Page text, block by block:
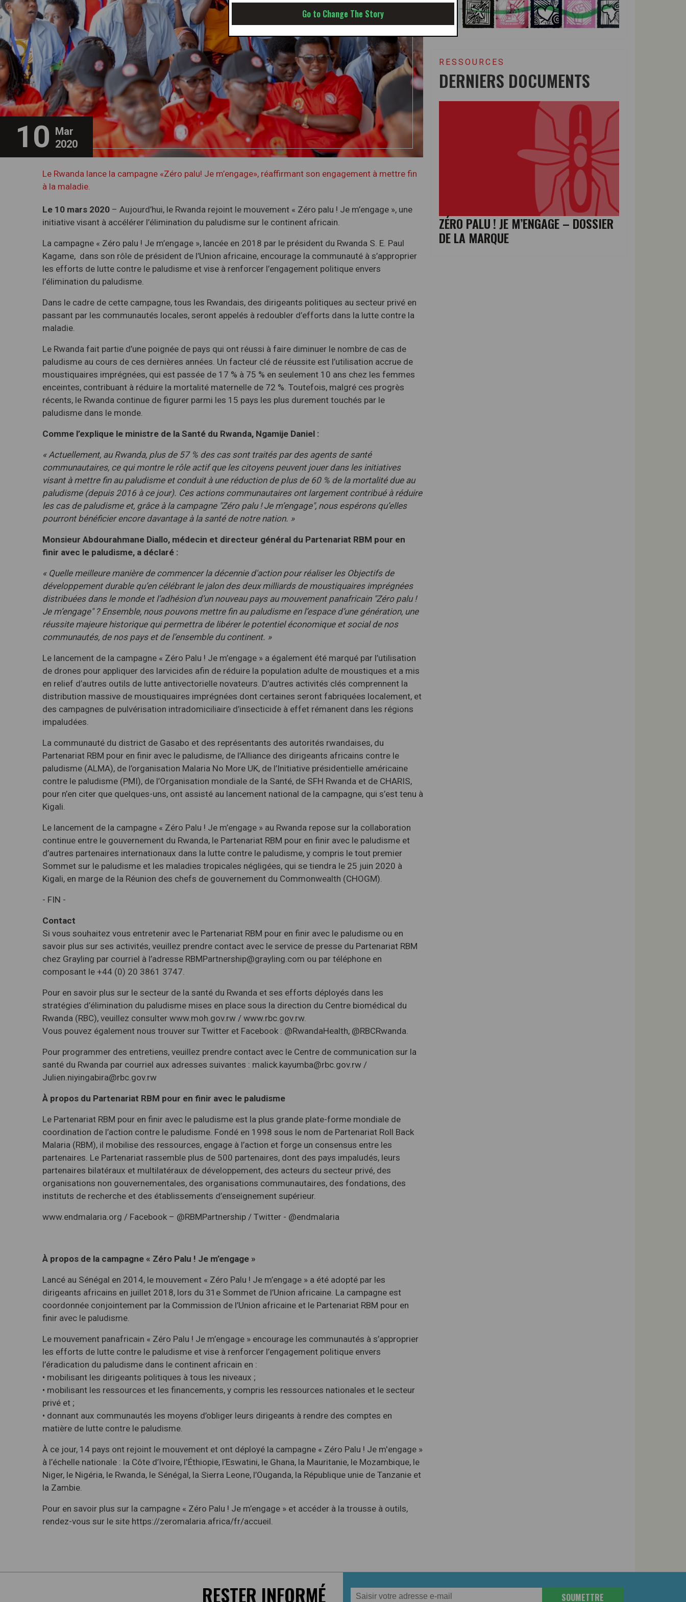
10 Mar
2020
Le Rwanda lance la campagne «Zéro palu! Je m’engage», réaffirmant son engagement à mettre fin
à la maladie.
Le 10 mars 2020 – Aujourd’hui, le Rwanda rejoint le mouvement « Zéro palu ! Je m’engage », une
initiative visant à accélérer l’élimination du paludisme sur le continent africain.
La campagne « Zéro palu ! Je m’engage », lancée en 2018 par le président du Rwanda S. E. Paul
Kagame, dans son rôle de président de l’Union africaine, encourage la communauté à s’approprier
les efforts de lutte contre le paludisme et vise à renforcer l’engagement politique envers
l’élimination du paludisme.
Dans le cadre de cette campagne, tous les Rwandais, des dirigeants politiques au secteur privé en
passant par les communautés locales, seront appelés à redoubler d’efforts dans la lutte contre la
maladie.
Le Rwanda fait partie d’une poignée de pays qui ont réussi à faire diminuer le nombre de cas de
paludisme au cours de ces dernières années. Un facteur clé de réussite est l’utilisation accrue de
moustiquaires imprégnées, qui est passée de 17 % à 75 % en seulement 10 ans chez les femmes
enceintes, contribuant à réduire la mortalité maternelle de 72 %. Toutefois, malgré ces progrès
récents, le Rwanda continue de figurer parmi les 15 pays les plus durement touchés par le
paludisme dans le monde.
Comme l’explique le ministre de la Santé du Rwanda, Ngamije Daniel :
« Actuellement, au Rwanda, plus de 57 % des cas sont traités par des agents de santé
communautaires, ce qui montre le rôle actif que les citoyens peuvent jouer dans les initiatives
visant à mettre fin au paludisme et conduit à une réduction de plus de 60 % de la mortalité due au
paludisme (depuis 2016 à ce jour). Ces actions communautaires ont largement contribué à réduire
les cas de paludisme et, grâce à la campagne "Zéro palu ! Je m’engage", nous espérons qu’elles
pourront bénéficier encore davantage à la santé de notre nation. »
Monsieur Abdourahmane Diallo, médecin et directeur général du Partenariat RBM pour en
finir avec le paludisme, a déclaré :
« Quelle meilleure manière de commencer la décennie d'action pour réaliser les Objectifs de
développement durable qu’en célébrant le jalon des deux milliards de moustiquaires imprégnées
distribuées dans le monde et l’adhésion d’un nouveau pays au mouvement panafricain "Zéro palu !
Je m’engage" ? Ensemble, nous pouvons mettre fin au paludisme en l’espace d’une génération, une
réussite majeure historique qui permettra de libérer le potentiel économique et social de nos
communautés, de nos pays et de l’ensemble du continent. »
Le lancement de la campagne « Zéro Palu ! Je m’engage » a également été marqué par l’utilisation
de drones pour appliquer des larvicides afin de réduire la population adulte de moustiques et a mis
en relief d’autres outils de lutte antivectorielle novateurs. D’autres activités clés comprennent la
distribution massive de moustiquaires imprégnées dont certaines seront fabriquées localement, et
des campagnes de pulvérisation intradomiciliaire d’insecticide à effet rémanent dans les régions
impaludées.
La communauté du district de Gasabo et des représentants des autorités rwandaises, du
Partenariat RBM pour en finir avec le paludisme, de l’Alliance des dirigeants africains contre le
paludisme (ALMA), de l’organisation Malaria No More UK, de l’Initiative présidentielle américaine
contre le paludisme (PMI), de l’Organisation mondiale de la Santé, de SFH Rwanda et de CHARIS,
pour n’en citer que quelques-uns, ont assisté au lancement national de la campagne, qui s’est tenu à
Kigali.
Le lancement de la campagne « Zéro Palu ! Je m’engage » au Rwanda repose sur la collaboration
continue entre le gouvernement du Rwanda, le Partenariat RBM pour en finir avec le paludisme et
d’autres partenaires internationaux dans la lutte contre le paludisme, y compris le tout premier
Sommet sur le paludisme et les maladies tropicales négligées, qui se tiendra le 25 juin 2020 à
Kigali, en marge de la Réunion des chefs de gouvernement du Commonwealth (CHOGM).
- FIN -
Contact
Si vous souhaitez vous entretenir avec le Partenariat RBM pour en finir avec le paludisme ou en
savoir plus sur ses activités, veuillez prendre contact avec le service de presse du Partenariat RBM
chez Grayling par courriel à l’adresse RBMPartnership@grayling.com ou par téléphone en
composant le +44 (0) 20 3861 3747.
Pour en savoir plus sur le secteur de la santé du Rwanda et ses efforts déployés dans les
stratégies d’élimination du paludisme mises en place sous la direction du Centre biomédical du
Rwanda (RBC), veuillez consulter www.moh.gov.rw / www.rbc.gov.rw.
Vous pouvez également nous trouver sur Twitter et Facebook : @RwandaHealth, @RBCRwanda.
Pour programmer des entretiens, veuillez prendre contact avec le Centre de communication sur la
santé du Rwanda par courriel aux adresses suivantes : malick.kayumba@rbc.gov.rw /
Julien.niyingabira@rbc.gov.rw
À propos du Partenariat RBM pour en finir avec le paludisme
Le Partenariat RBM pour en finir avec le paludisme est la plus grande plate-forme mondiale de
coordination de l’action contre le paludisme. Fondé en 1998 sous le nom de Partenariat Roll Back
Malaria (RBM), il mobilise des ressources, engage à l’action et forge un consensus entre les
partenaires. Le Partenariat rassemble plus de 500 partenaires, dont des pays impaludés, leurs
partenaires bilatéraux et multilatéraux de développement, des acteurs du secteur privé, des
organisations non gouvernementales, des organisations communautaires, des fondations, des
instituts de recherche et des établissements d’enseignement supérieur.
www.endmalaria.org / Facebook – @RBMPartnership / Twitter - @endmalaria
À propos de la campagne « Zéro Palu ! Je m’engage »
Lancé au Sénégal en 2014, le mouvement « Zéro Palu ! Je m’engage » a été adopté par les
dirigeants africains en juillet 2018, lors du 31e Sommet de l’Union africaine. La campagne est
coordonnée conjointement par la Commission de l’Union africaine et le Partenariat RBM pour en
finir avec le paludisme.
Le mouvement panafricain « Zéro Palu ! Je m’engage » encourage les communautés à s’approprier
les efforts de lutte contre le paludisme et vise à renforcer l’engagement politique envers
l’éradication du paludisme dans le continent africain en :
• mobilisant les dirigeants politiques à tous les niveaux ;
• mobilisant les ressources et les financements, y compris les ressources nationales et le secteur
privé et ;
• donnant aux communautés les moyens d’obliger leurs dirigeants à rendre des comptes en
matière de lutte contre le paludisme.
À ce jour, 14 pays ont rejoint le mouvement et ont déployé la campagne « Zéro Palu ! Je m'engage »
à l’échelle nationale : la Côte d’Ivoire, l'Éthiopie, l’Eswatini, le Ghana, la Mauritanie, le Mozambique, le
Niger, le Nigéria, le Rwanda, le Sénégal, la Sierra Leone, l’Ouganda, la République unie de Tanzanie et
la Zambie.
Pour en savoir plus sur la campagne « Zéro Palu ! Je m’engage » et accéder à la trousse à outils,
rendez-vous sur le site https://zeromalaria.africa/fr/accueil.
Go to Change The Story
RESSOURCES
DERNIERS DOCUMENTS
ZÉRO PALU ! JE M’ENGAGE – DOSSIER
DE LA MARQUE
RESTER INFORMÉ